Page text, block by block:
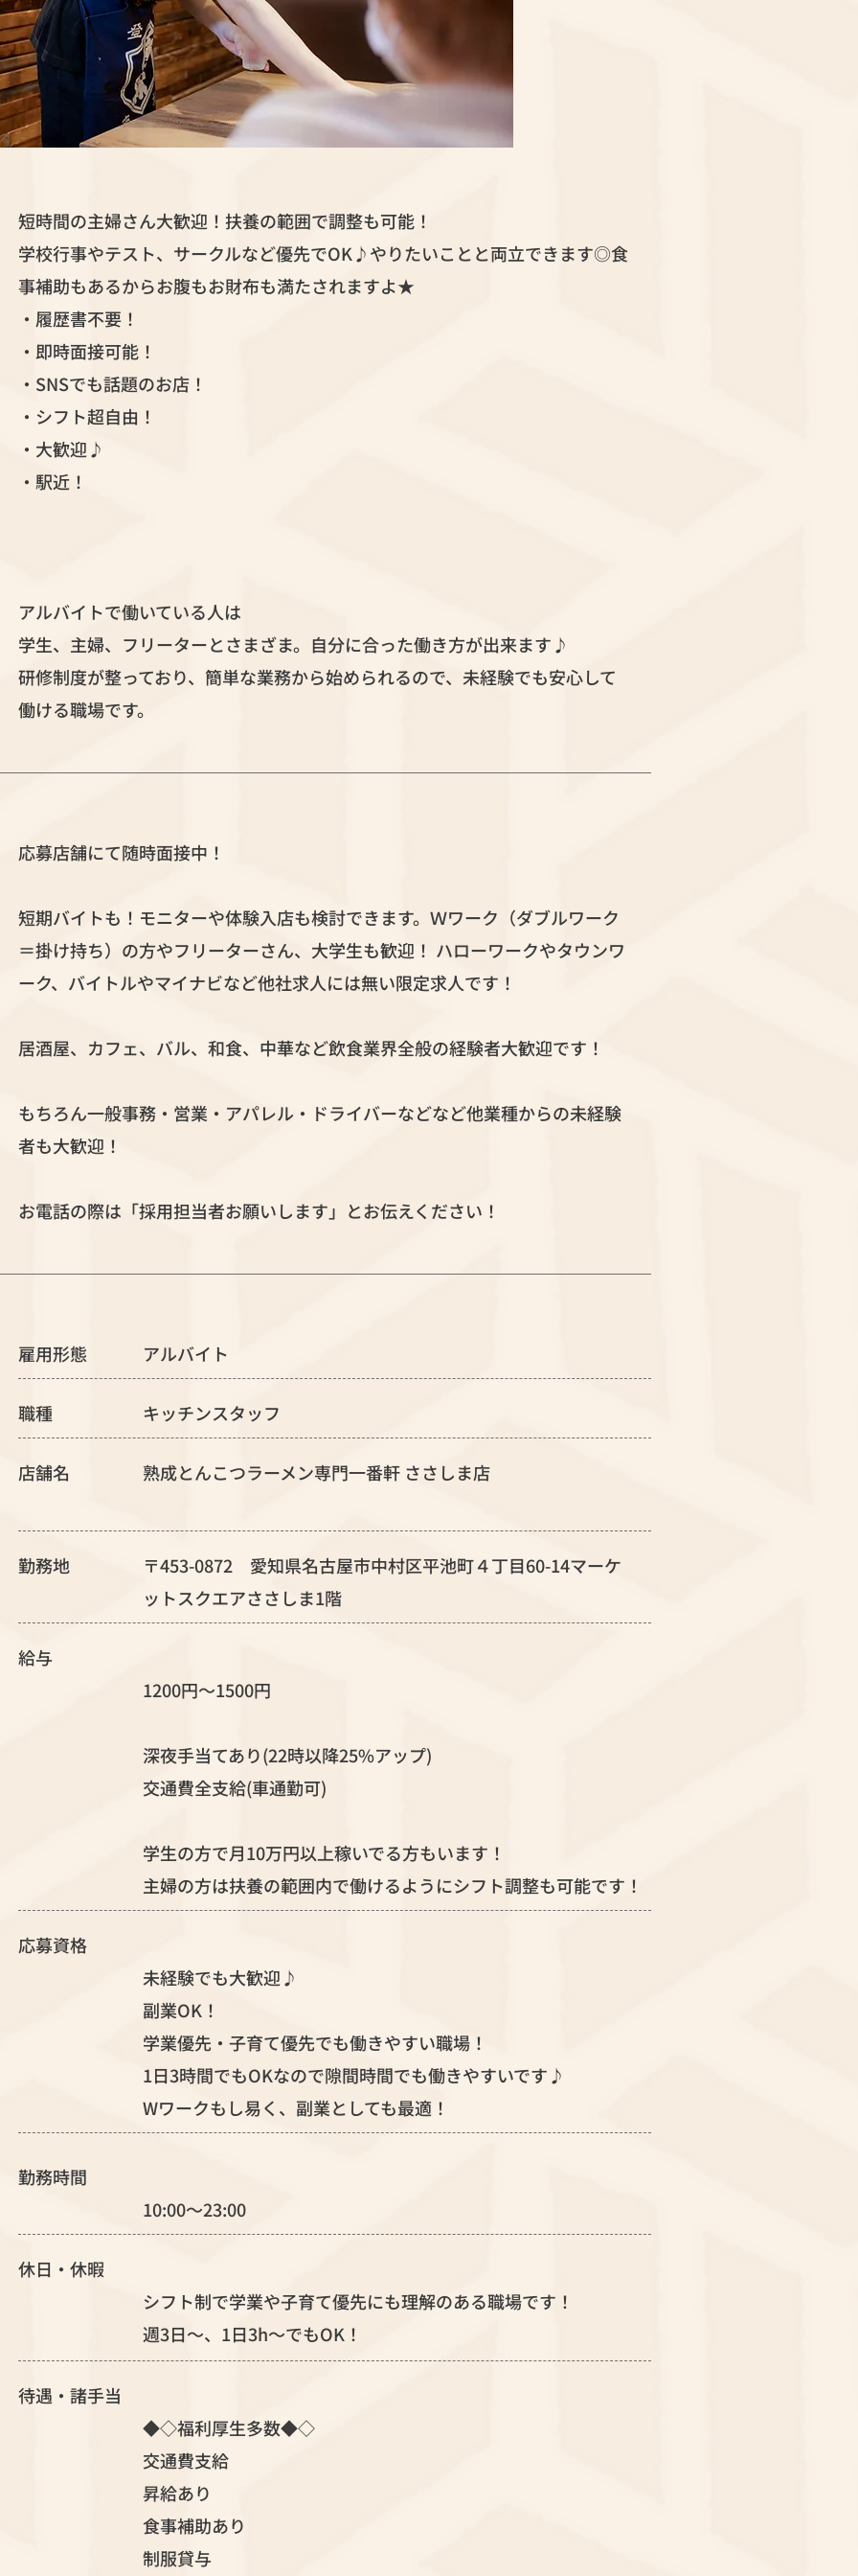
短時間の主婦さん大歓迎！扶養の範囲で調整も可能！
学校行事やテスト、サークルなど優先でOK♪やりたいことと両立できます◎食
事補助もあるからお腹もお財布も満たされますよ★
・履歴書不要！
・即時面接可能！
・SNSでも話題のお店！
・シフト超自由！
・大歓迎♪
・駅近！
アルバイトで働いている人は
学生、主婦、フリーターとさまざま。自分に合った働き方が出来ます♪
研修制度が整っており、簡単な業務から始められるので、未経験でも安心して
働ける職場です。
応募店舗にて随時面接中！
短期バイトも！モニターや体験入店も検討できます。Ｗワーク（ダブルワーク
＝掛け持ち）の方やフリーターさん、大学生も歓迎！ ハローワークやタウンワ
ーク、バイトルやマイナビなど他社求人には無い限定求人です！
居酒屋、カフェ、バル、和食、中華など飲食業界全般の経験者大歓迎です！
もちろん一般事務・営業・アパレル・ドライバーなどなど他業種からの未経験
者も大歓迎！
お電話の際は「採用担当者お願いします」とお伝えください！
雇用形態 アルバイト
職種 キッチンスタッフ
店舗名 熟成とんこつラーメン専門一番軒 ささしま店
勤務地
〒453-0872 愛知県名古屋市中村区平池町４丁目60-14マーケ
ットスクエアささしま1階
給与
1200円～1500円
深夜手当てあり(22時以降25%アップ)
交通費全支給(車通勤可)
学生の方で月10万円以上稼いでる方もいます！
主婦の方は扶養の範囲内で働けるようにシフト調整も可能です！
応募資格
未経験でも大歓迎♪
副業OK！
学業優先・子育て優先でも働きやすい職場！
1日3時間でもOKなので隙間時間でも働きやすいです♪
Wワークもし易く、副業としても最適！
勤務時間
10:00～23:00
休日・休暇
シフト制で学業や子育て優先にも理解のある職場です！
週3日～、1日3h～でもOK！
待遇・諸手当
◆◇福利厚生多数◆◇
交通費支給
昇給あり
食事補助あり
制服貸与